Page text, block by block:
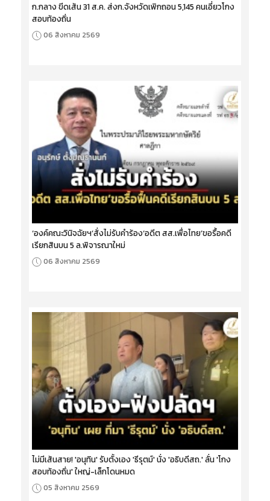
ก.กลาง ขีดเส้น 31 ส.ค. ส่งก.จังหวัดเพิกถอน 5,145 คนเอี่ยวโกง
สอบท้องถิ่น
06 สิงหาคม 2569
‘องค์คณะวินิจฉัยฯ’สั่งไม่รับคำร้อง‘อดีต สส.เพื่อไทย’ขอรื้อคดี
เรียกสินบน 5 ล.พิจารณาใหม่
06 สิงหาคม 2569
ไม่มีเส้นสาย! 'อนุทิน' รับตั้งเอง 'ธีรุตม์' นั่ง 'อธิบดีสถ.' ลั่น 'โกง
สอบท้องถิ่น' ใหญ่-เล็กโดนหมด
05 สิงหาคม 2569